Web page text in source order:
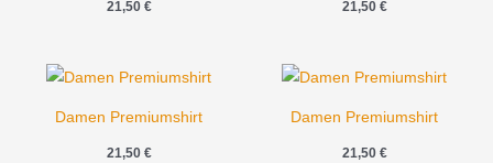
21,50 € 21,50 €
Damen Premiumshirt
21,50 €
Damen Premiumshirt
21,50 €